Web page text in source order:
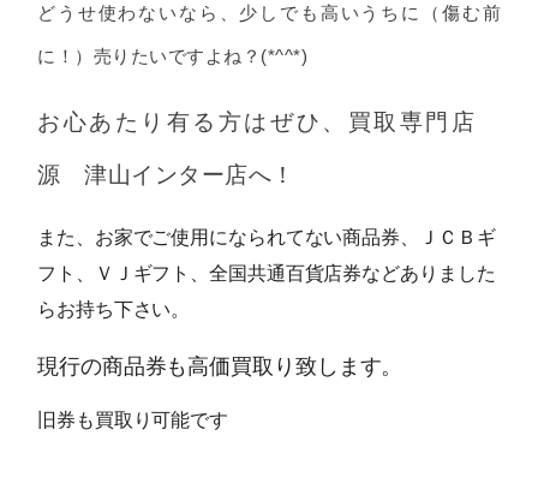
どうせ使わないなら、少しでも高いうちに（傷む前
に！）売りたいですよね？(*^^*)
お心あたり有る方はぜひ、買取専門店
源 津山インター店へ！
また、お家でご使用になられてない商品券、ＪＣＢギ
フト、ＶＪギフト、全国共通百貨店券などありました
らお持ち下さい。
現行の商品券も高価買取り致します。
旧券も買取り可能です